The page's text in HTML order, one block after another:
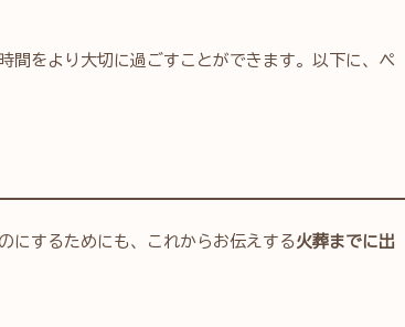
間をより大切に過ごすことができます。以下に、ペ
にするためにも、これからお伝えする火葬までに出